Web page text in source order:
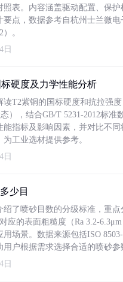
照表。内容涵盖驱动配置、保护
要点，数据参考自杭州士兰微电
）。
日
硬度及力学性能分析
读T2紫铜的国标硬度和抗拉强度
），结合GB/T 5231-2012标准
能指标及影响因素，并对比不同
工业选材提供参考。
日
少目
绍了喷砂目数的分级标准，重点
应的表面粗糙度（Ra 3.2-
用场景。数据来源包括ISO
用户根据需求选择合适的喷砂参
日